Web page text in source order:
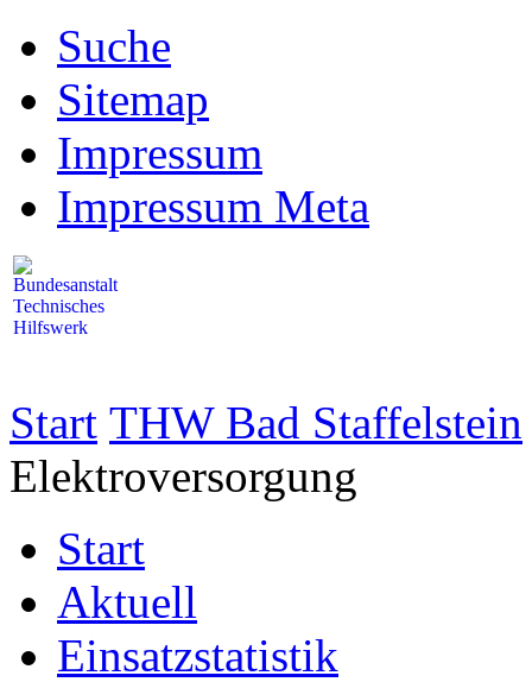
Suche
Sitemap
Impressum
Impressum Meta
Start THW Bad Staffelstein
Elektroversorgung
Start
Aktuell
Einsatzstatistik